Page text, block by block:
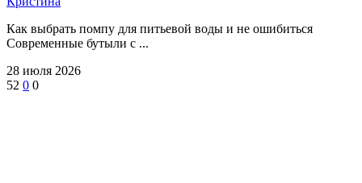
Как выбрать помпу для питьевой воды и не ошибиться
Современные бутыли с ...
28 июля 2026
52 0 0